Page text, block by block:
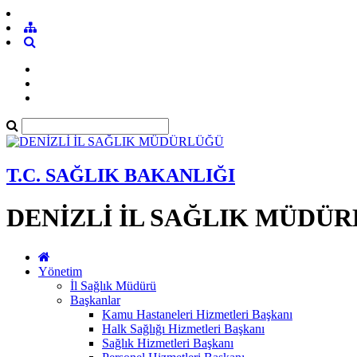
T.C. SAĞLIK BAKANLIĞI
DENİZLİ İL SAĞLIK
Yönetim
İl Sağlık Müdürü
Başkanlar
Kamu Hastaneleri Hizmetleri Başkanı
Halk Sağlığı Hizmetleri Başkanı
Sağlık Hizmetleri Başkanı